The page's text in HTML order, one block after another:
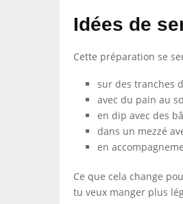
Idées de
Cette préparation se
sur des tranches
avec du pain au
en dip avec des
dans un mezzé
en
Ce que cela change
tu veux manger plus